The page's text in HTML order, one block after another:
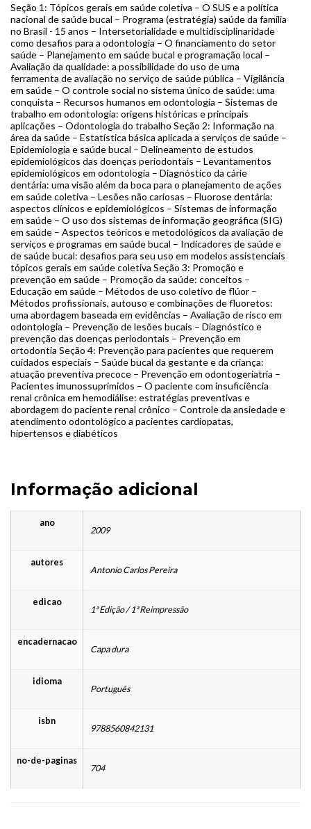
Seção 1: Tópicos gerais em saúde coletiva – O SUS e a política
nacional de saúde bucal – Programa (estratégia) saúde da família
no Brasil - 15 anos – Intersetorialidade e multidisciplinaridade
como desafios para a odontologia – O financiamento do setor
saúde – Planejamento em saúde bucal e programação local –
Avaliação da qualidade: a possibilidade do uso de uma
ferramenta de avaliação no serviço de saúde pública – Vigilância
em saúde – O controle social no sistema único de saúde: uma
conquista – Recursos humanos em odontologia – Sistemas de
trabalho em odontologia: origens históricas e principais
aplicações – Odontologia do trabalho Seção 2: Informação na
área da saúde – Estatística básica aplicada a serviços de saúde –
Epidemiologia e saúde bucal – Delineamento de estudos
epidemiológicos das doenças periodontais – Levantamentos
epidemiológicos em odontologia – Diagnóstico da cárie
dentária: uma visão além da boca para o planejamento de ações
em saúde coletiva – Lesões não cariosas – Fluorose dentária:
aspectos clínicos e epidemiológicos – Sistemas de informação
em saúde – O uso dos sistemas de informação geográfica (SIG)
em saúde – Aspectos teóricos e metodológicos da avaliação de
serviços e programas em saúde bucal – Indicadores de saúde e
de saúde bucal: desafios para seu uso em modelos assistenciais
tópicos gerais em saúde coletiva Seção 3: Promoção e
prevenção em saúde – Promoção da saúde: conceitos –
Educação em saúde – Métodos de uso coletivo de flúor –
Métodos profissionais, autouso e combinações de fluoretos:
uma abordagem baseada em evidências – Avaliação de risco em
odontologia – Prevenção de lesões bucais – Diagnóstico e
prevenção das doenças periodontais – Prevenção em
ortodontia Seção 4: Prevenção para pacientes que requerem
cuidados especiais – Saúde bucal da gestante e da criança:
atuação preventiva precoce – Prevenção em odontogeriatria –
Pacientes imunossuprimidos – O paciente com insuficiência
renal crônica em hemodiálise: estratégias preventivas e
abordagem do paciente renal crônico – Controle da ansiedade e
atendimento odontológico a pacientes cardiopatas,
hipertensos e diabéticos
Informação adicional
ano
2009
autores
Antonio Carlos Pereira
edicao
1ª Edição / 1ª Reimpressão
encadernacao
Capa dura
idioma
Português
isbn
9788560842131
no-de-paginas
704